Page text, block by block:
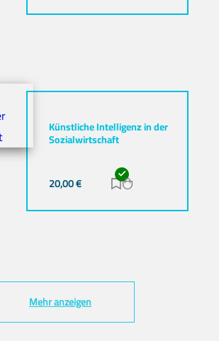
Künstliche Intelligenz in der
Sozialwirtschaft
20,00€ Zur Merkliste
Mehr anzeigen